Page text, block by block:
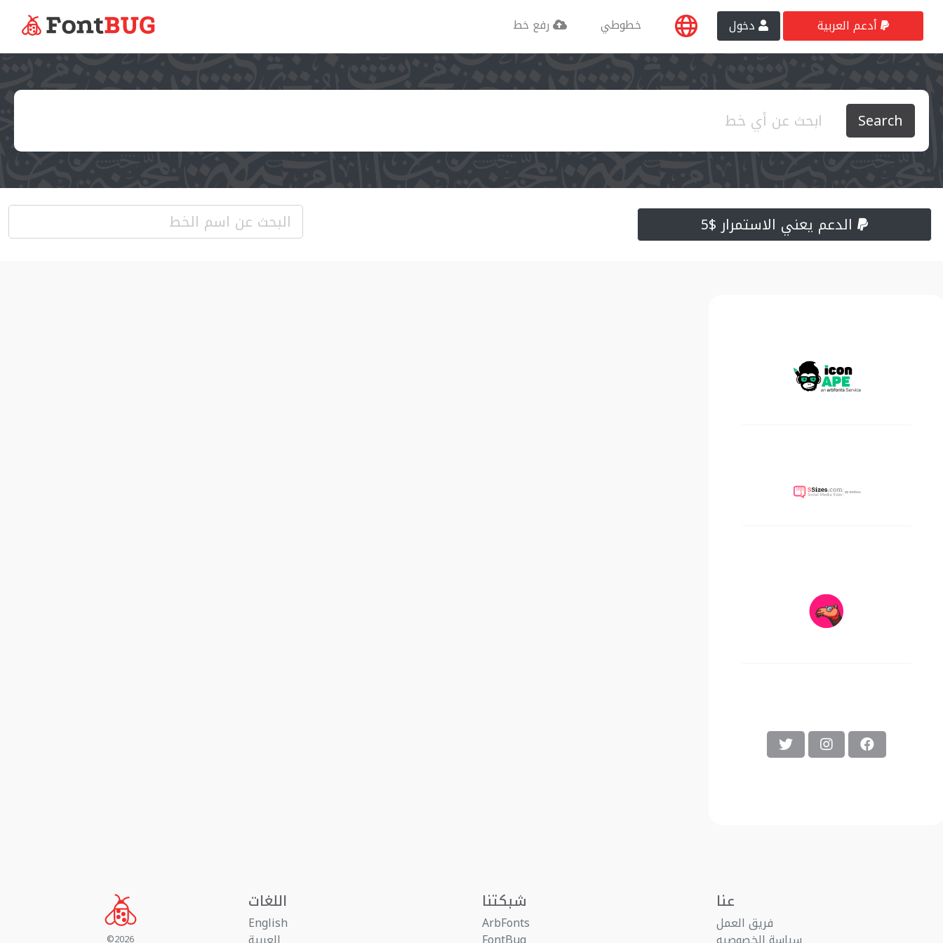
خطوطي
Search
الدعم يعني الاستمرار $5
©2026
اللغات
English
شبكتنا
ArbFonts
عنا
فريق العمل